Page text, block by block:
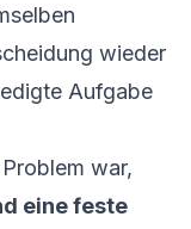
wieder
Aufgabe
war,
eine feste